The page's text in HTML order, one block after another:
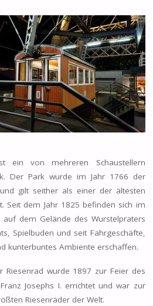
ein von mehreren Schaustellern
Der Park wurde im Jahr 1766 der
gilt seither als einer der ältesten
Seit dem Jahr 1825 befinden sich im
dem Gelände des Wurstelpraters
Spielbuden und seit Fahrgeschäfte,
kunterbuntes Ambiente erschaffen.
Riesenrad wurde 1897 zur Feier des
Josephs I. errichtet und war zur
Riesenräder der Welt.